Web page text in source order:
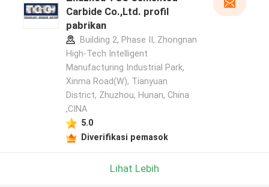
Carbide Co.,Ltd. profil
pabrikan
Building 2, Phase II, Zhongnan
High-Tech Intelligent
Manufacturing Industrial Park,
Xinma Road(W), Tianyuan
District, Zhuzhou, Hunan, China
,CINA
5.0
Diverifikasi pemasok
Lihat Lebih